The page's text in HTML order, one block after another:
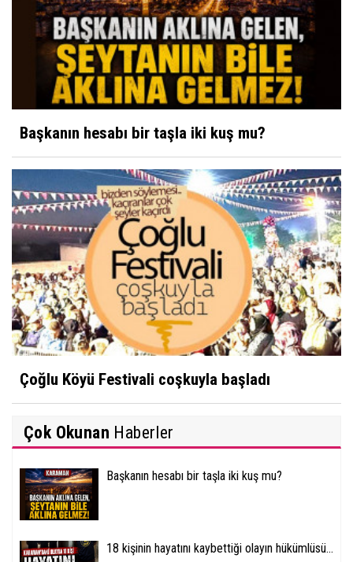
Başkanın hesabı bir taşla iki kuş mu?
Çoğlu Köyü Festivali coşkuyla başladı
Çok Okunan Haberler
Başkanın hesabı bir taşla iki kuş mu?
18 kişinin hayatını kaybettiği olayın hükümlüsü...